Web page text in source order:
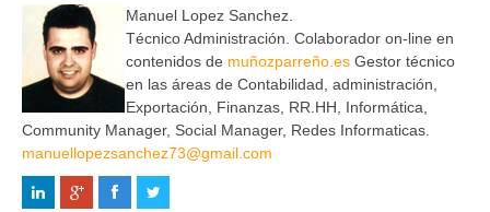
Manuel Lopez Sanchez.
Técnico Administración. Colaborador on-line en
contenidos de muñozparreño.es Gestor técnico
en las áreas de Contabilidad, administración,
Exportación, Finanzas, RR.HH, Informática,
Community Manager, Social Manager, Redes Informaticas.
manuellopezsanchez73@gmail.com